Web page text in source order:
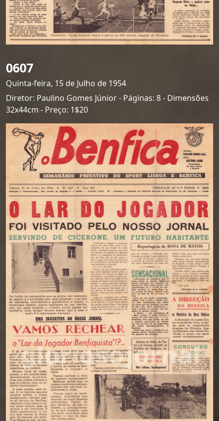
0607
Quinta-feira, 15 de Julho de 1954
Diretor: Paulino Gomes Júnior - Páginas: 8 - Dimensões
32x44cm - Preço: 1$20